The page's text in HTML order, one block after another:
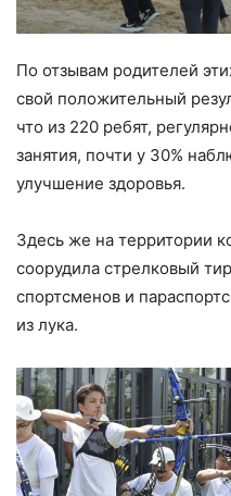
По отзывам родителей
свой положительный
что из 220 ребят,
занятия, почти у 30%
улучшение здоровья.
Здесь же на территории
соорудила стрелковый
спортсменов и
из лука.